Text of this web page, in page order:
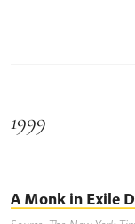
1999
A Monk in Exile